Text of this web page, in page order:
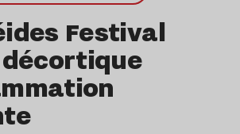
Festival
décortique